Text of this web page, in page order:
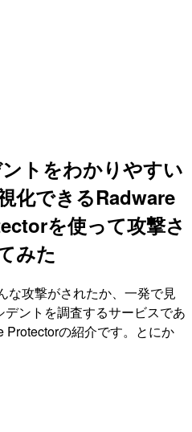
トをわかりやすい
化できるRadware
を使って攻撃さ
みた
な攻撃がされたか、一発で見
ントを調査するサービスであ
の紹介です。とにか